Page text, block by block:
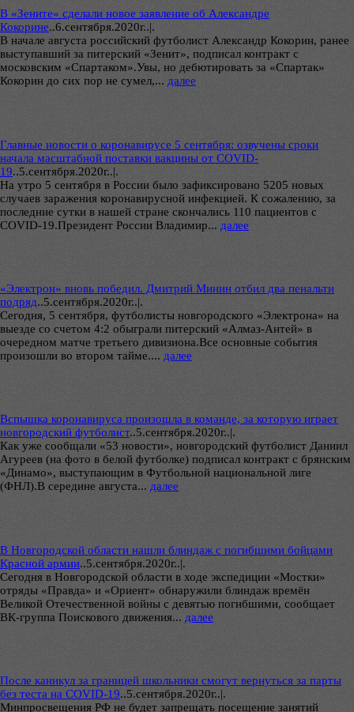
В «Зените» сделали новое заявление об Александре
Кокорине..6.сентября.2020г..|.
В начале августа российский футболист Александр Кокорин, ранее
выступавший за питерский «Зенит», подписал контракт с
московским «Спартаком».Увы, но дебютировать за «Спартак»
Кокорин до сих пор не сумел,... далее
Главные новости о коронавирусе 5 сентября: озвучены сроки
начала масштабной поставки вакцины от COVID-
19..5.сентября.2020г..|.
На утро 5 сентября в России было зафиксировано 5205 новых
случаев заражения коронавирусной инфекцией. К сожалению, за
последние сутки в нашей стране скончались 110 пациентов с
COVID-19.Президент России Владимир... далее
«Электрон» вновь победил. Дмитрий Минин отбил два пенальти
подряд..5.сентября.2020г..|.
Сегодня, 5 сентября, футболисты новгородского «Электрона» на
выезде со счетом 4:2 обыграли питерский «Алмаз-Антей» в
очередном матче третьего дивизиона.Все основные события
произошли во втором тайме.... далее
Вспышка коронавируса произошла в команде, за которую играет
новгородский футболист..5.сентября.2020г..|.
Как уже сообщали «53 новости», новгородский футболист Даниил
Агуреев (на фото в белой футболке) подписал контракт с брянским
«Динамо», выступающим в Футбольной национальной лиге
(ФНЛ).В середине августа... далее
В Новгородской области нашли блиндаж с погибшими бойцами
Красной армии..5.сентября.2020г..|.
Сегодня в Новгородской области в ходе экспедиции «Мостки»
отряды «Правда» и «Ориент» обнаружили блиндаж времён
Великой Отечественной войны с девятью погибшими, сообщает
ВК-группа Поискового движения... далее
После каникул за границей школьники смогут вернуться за парты
без теста на COVID-19..5.сентября.2020г..|.
Минпросвещения РФ не будет запрещать посещение занятий